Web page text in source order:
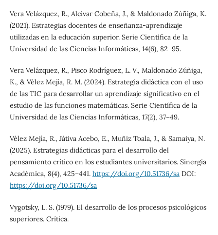
Vera Velázquez, R., Alcivar Cobeña, J., & Maldonado Zúñiga, K.
(2021). Estrategias docentes de enseñanza-aprendizaje
utilizadas en la educación superior. Serie Científica de la
Universidad de las Ciencias Informáticas, 14(6), 82–95.
Vera Velázquez, R., Pisco Rodríguez, L. V., Maldonado Zúñiga,
K., & Vélez Mejía, R. M. (2024). Estrategia didáctica con el uso
de las TIC para desarrollar un aprendizaje significativo en el
estudio de las funciones matemáticas. Serie Científica de la
Universidad de las Ciencias Informáticas, 17(2), 37–49.
Vélez Mejía, R., Játiva Acebo, E., Muñiz Toala, J., & Samaiya, N.
(2025). Estrategias didácticas para el desarrollo del
pensamiento crítico en los estudiantes universitarios. Sinergia
Académica, 8(4), 425–441. https://doi.org/10.51736/saDOI:
https://doi.org/10.51736/sa
Vygotsky, L. S. (1979). El desarrollo de los procesos psicológicos
superiores. Crítica.